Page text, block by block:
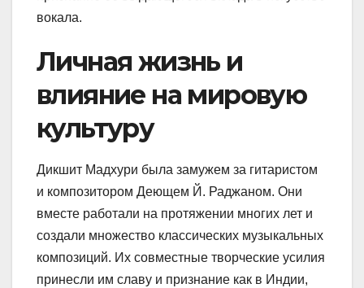
вокала.
Личная жизнь и
влияние на мировую
культуру
Дикшит Мадхури была замужем за гитаристом
и композитором Деющем Й. Раджаном. Они
вместе работали на протяжении многих лет и
создали множество классических музыкальных
композиций. Их совместные творческие усилия
принесли им славу и признание как в Индии,